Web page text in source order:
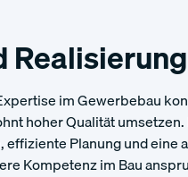
Realisierung
im Gewerbebau
hoher Qualität
Planung und eine
Kompetenz im Bau